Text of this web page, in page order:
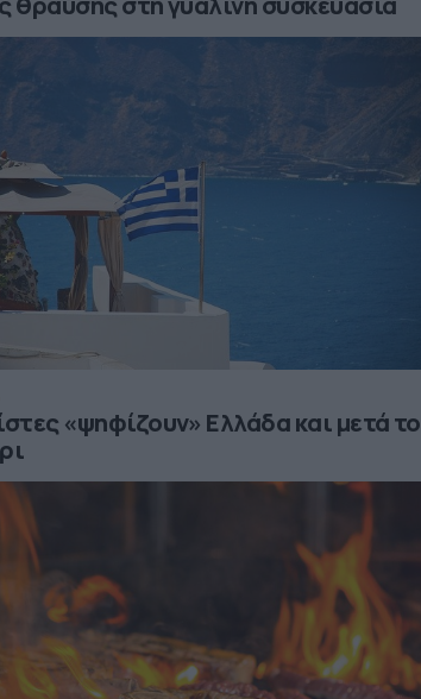
«ψηφίζουν» Ελλάδα και μετά το